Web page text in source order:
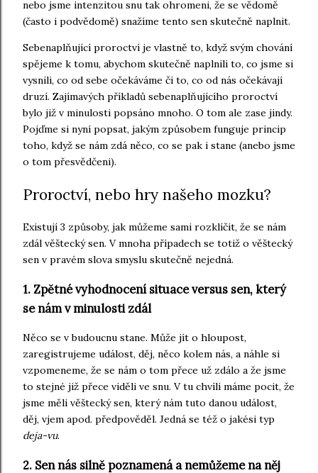
nebo jsme intenzitou snu tak ohromeni, že se vědomě
(často i podvědomě) snažíme tento sen skutečně naplnit.
Sebenaplňující proroctví je vlastně to, když svým chování
spějeme k tomu, abychom skutečně naplnili to, co jsme si
vysnili, co od sebe očekáváme či to, co od nás očekávají
druzí. Zajímavých příkladů sebenaplňujícího proroctví
bylo již v minulosti popsáno mnoho. O tom ale zase jindy.
Pojďme si nyní popsat, jakým způsobem funguje princip
toho, když se nám zdá něco, co se pak i stane (anebo jsme
o tom přesvědčeni).
Proroctví, nebo hry našeho mozku?
Existují 3 způsoby, jak můžeme sami rozklíčit, že se nám
zdál věštecký sen. V mnoha případech se totiž o věštecký
sen v pravém slova smyslu skutečně nejedná.
1. Zpětné vyhodnocení situace versus sen, který
se nám v minulosti zdál
Něco se v budoucnu stane. Může jít o hloupost,
zaregistrujeme událost, děj, něco kolem nás, a náhle si
vzpomeneme, že se nám o tom přece už zdálo a že jsme
to stejné již přece viděli ve snu. V tu chvíli máme pocit, že
jsme měli věštecký sen, který nám tuto danou událost,
děj, vjem apod. předpověděl. Jedná se též o jakési typ
deja-vu.
2. Sen nás silně poznamená a nemůžeme na něj